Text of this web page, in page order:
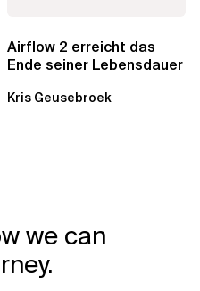
Airflow 2 erreicht das
Ende seiner Lebensdauer
Kris Geusebroek
we can